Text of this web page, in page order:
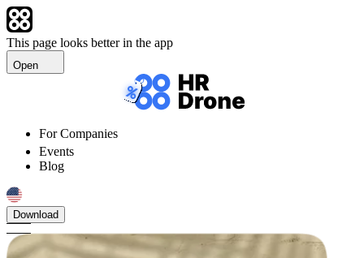
This page looks better in the app
Open
For Companies
Events
Blog
Download